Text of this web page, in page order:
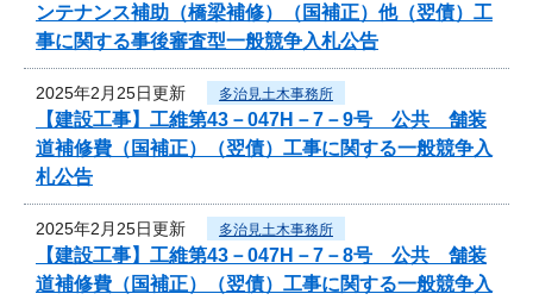
ンテナンス補助（橋梁補修）（国補正）他（翌債）工
事に関する事後審査型一般競争入札公告
2025年2月25日更新 多治見土木事務所
【建設工事】工維第43－047H－7－9号 公共 舗装
道補修費（国補正）（翌債）工事に関する一般競争入
札公告
2025年2月25日更新 多治見土木事務所
【建設工事】工維第43－047H－7－8号 公共 舗装
道補修費（国補正）（翌債）工事に関する一般競争入